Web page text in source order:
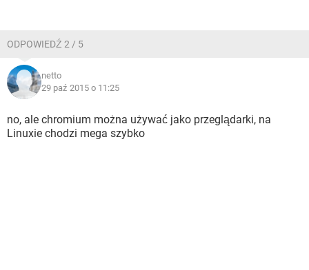
ODPOWIEDŹ 2 / 5
netto
29 paź 2015 o 11:25
no, ale chromium można używać jako przeglądarki, na
Linuxie chodzi mega szybko